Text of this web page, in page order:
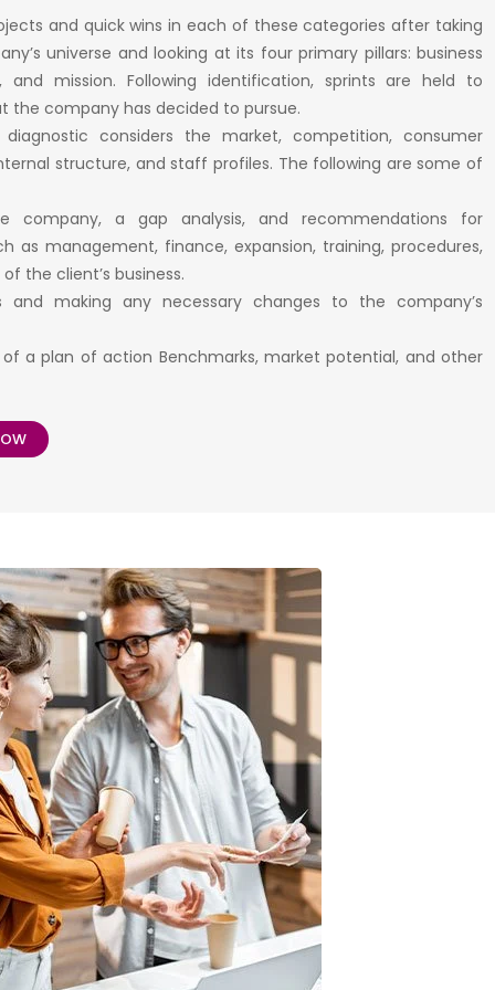
and quick wins in each of these categories after taking
universe and looking at its four primary pillars: business
and mission. Following identification, sprints are held to
company has decided to pursue.
considers the market, competition, consumer
structure, and staff profiles. The following are some of
a gap analysis, and recommendations for
as management, finance, expansion, training, procedures,
the client’s business.
and making any necessary changes to the company’s
a plan of action Benchmarks, market potential, and other